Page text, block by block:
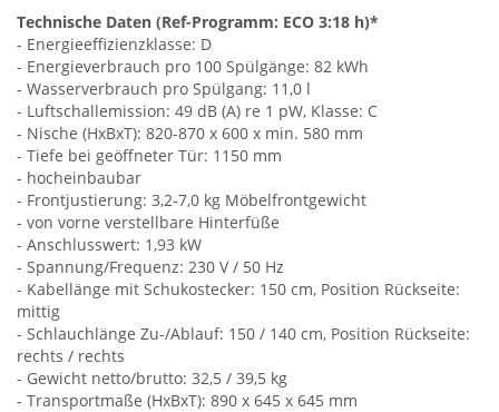
Technische Daten (Ref-Programm: ECO 3:18 h)*
- Energieeffizienzklasse: D
- Energieverbrauch pro 100 Spülgänge: 82 kWh
- Wasserverbrauch pro Spülgang: 11,0 l
- Luftschallemission: 49 dB (A) re 1 pW, Klasse: C
- Nische (HxBxT): 820-870 x 600 x min. 580 mm
- Tiefe bei geöffneter Tür: 1150 mm
- hocheinbaubar
- Frontjustierung: 3,2-7,0 kg Möbelfrontgewicht
- von vorne verstellbare Hinterfüße
- Anschlusswert: 1,93 kW
- Spannung/Frequenz: 230 V / 50 Hz
- Kabellänge mit Schukostecker: 150 cm, Position Rückseite:
mittig
- Schlauchlänge Zu-/Ablauf: 150 / 140 cm, Position Rückseite:
rechts / rechts
- Gewicht netto/brutto: 32,5 / 39,5 kg
- Transportmaße (HxBxT): 890 x 645 x 645 mm